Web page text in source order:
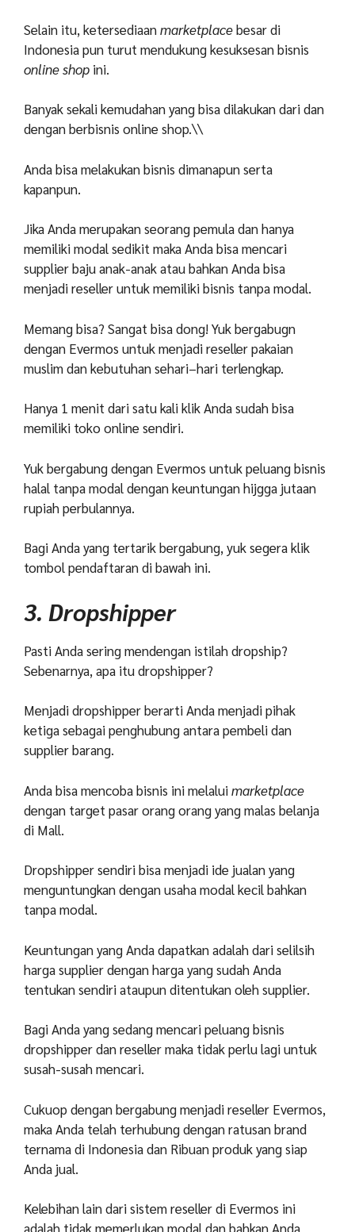
Selain itu, ketersediaanmarketplacebesar di
Indonesia pun turut mendukung kesuksesan bisnis
online shop ini.
Banyak sekali kemudahan yang bisa dilakukan dari dan
dengan berbisnis online shop.\\
Anda bisa melakukan bisnis dimanapun serta
kapanpun.
Jika Anda merupakan seorang pemula dan hanya
memiliki modal sedikit maka Anda bisa mencari
supplier baju anak-anak atau bahkan Anda bisa
menjadi reseller untuk memiliki bisnis tanpa modal.
Memang bisa? Sangat bisa dong! Yuk bergabugn
dengan Evermos untuk menjadi reseller pakaian
muslim dan kebutuhan sehari–hari terlengkap.
Hanya 1 menit dari satu kali klik Anda sudah bisa
memiliki toko online sendiri.
Yuk bergabung dengan Evermos untuk peluang bisnis
halal tanpa modal dengan keuntungan hijgga jutaan
rupiah perbulannya.
Bagi Anda yang tertarik bergabung, yuk segera klik
tombol pendaftaran di bawah ini.
3. Dropshipper
Pasti Anda sering mendengan istilah dropship?
Sebenarnya, apa itu dropshipper?
Menjadi dropshipper berarti Anda menjadi pihak
ketiga sebagai penghubung antara pembeli dan
supplier barang.
Anda bisa mencoba bisnis ini melaluimarketplace
dengan target pasar orang orang yang malas belanja
di Mall.
Dropshipper sendiri bisa menjadi ide jualan yang
menguntungkan dengan usaha modal kecil bahkan
tanpa modal.
Keuntungan yang Anda dapatkan adalah dari selilsih
harga supplier dengan harga yang sudah Anda
tentukan sendiri ataupun ditentukan oleh supplier.
Bagi Anda yang sedang mencari peluang bisnis
dropshipper dan reseller maka tidak perlu lagi untuk
susah-susah mencari.
Cukuop dengan bergabung menjadi reseller Evermos,
maka Anda telah terhubung dengan ratusan brand
ternama di Indonesia dan Ribuan produk yang siap
Anda jual.
Kelebihan lain dari sistem reseller di Evermos ini
adalah tidak memerlukan modal dan bahkan Anda